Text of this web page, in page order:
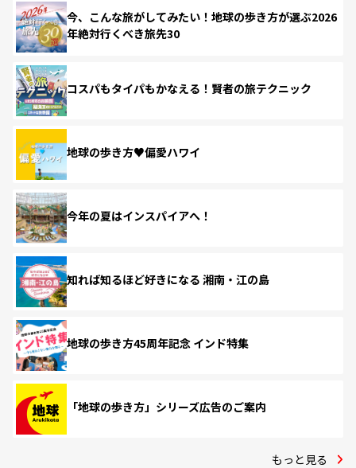
今、こんな旅がしてみたい！地球の歩き方が選ぶ2026
年絶対行くべき旅先30
コスパもタイパもかなえる！賢者の旅テクニック
地球の歩き方♥偏愛ハワイ
今年の夏はインスパイアへ！
知れば知るほど好きになる 湘南・江の島
地球の歩き方45周年記念 インド特集
「地球の歩き方」シリーズ広告のご案内
もっと見る